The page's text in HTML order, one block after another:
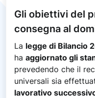
Gli obiettivi del
consegna al
La legge di Bilancio
ha aggiornato gli
prevedendo che il
universali sia
lavorativo